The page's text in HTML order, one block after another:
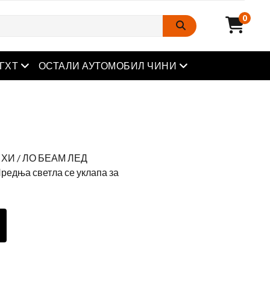
0
отворен мени
ОСТАЛИ АУТОМОБИЛ ЧИНИ отворен мени
ХИ / ЛО БЕАМ ЛЕД
светла се уклапа за